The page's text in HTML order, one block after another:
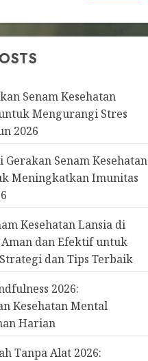
Senam Kesehatan
Mengurangi Stres
2026
Gerakan Senam Kesehatan
Meningkatkan Imunitas
Kesehatan Lansia di
dan Efektif untuk
dan Tips Terbaik
2026:
Kesehatan Mental
Harian
Tanpa Alat 2026: